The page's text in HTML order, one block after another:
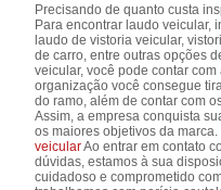
Precisando de quanto custa
Para encontrar laudo veicular,
laudo de vistoria veicular,
de carro, entre outras opções
veicular, você pode contar
organização você consegue
do ramo, além de contar com
Assim, a empresa conquista
os maiores objetivos da
veicularAo entrar em contato
dúvidas, estamos à sua
cuidadoso e comprometido